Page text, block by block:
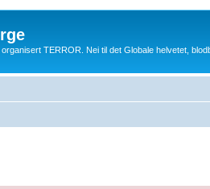
TERROR. Nei til det Globale helvetet,